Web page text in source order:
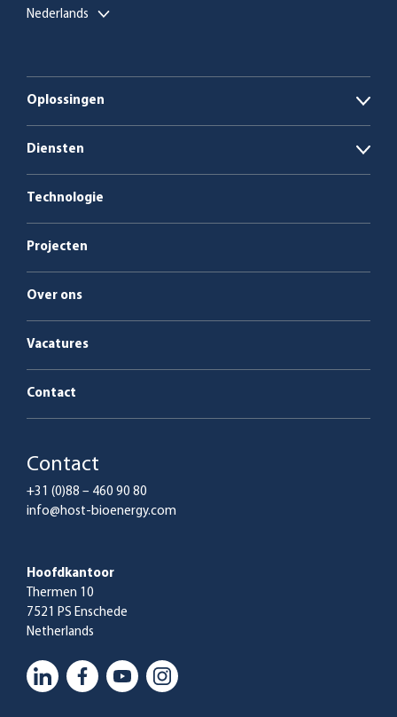
Nederlands
Oplossingen
Open
Ketelcentrales op biomassa en afval
Diensten
Open
Service en onderhoud
Technologie
Projecten
Over ons
Vacatures
Contact
Contact
+31 (0)88 – 460 90 80
info@host-bioenergy.com
Hoofdkantoor
Thermen 10
7521 PS Enschede
Netherlands